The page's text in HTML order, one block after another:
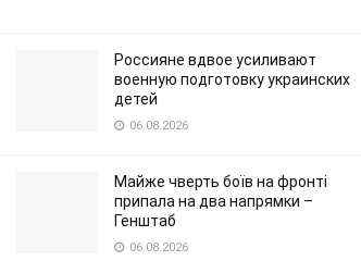
Россияне вдвое усиливают
военную подготовку украинских
детей
06.08.2026
Майже чверть боїв на фронті
припала на два напрямки –
Генштаб
06.08.2026